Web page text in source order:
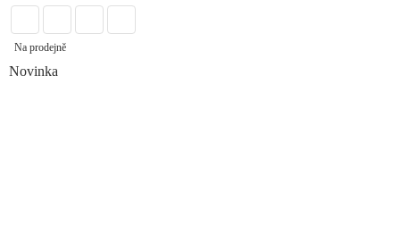
Na prodejně
Novinka